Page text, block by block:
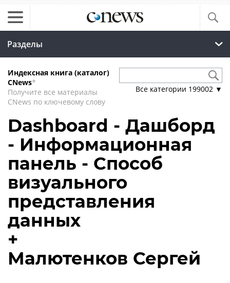
Разделы
Индексная книга (каталог)
CNews*
Получите все материалы
CNews по ключевому слову
Все категории 199002 ▼
Dashboard - Дашборд
- Информационная
панель - Способ
визуального
представления
данных
+
Малютенков Сергей